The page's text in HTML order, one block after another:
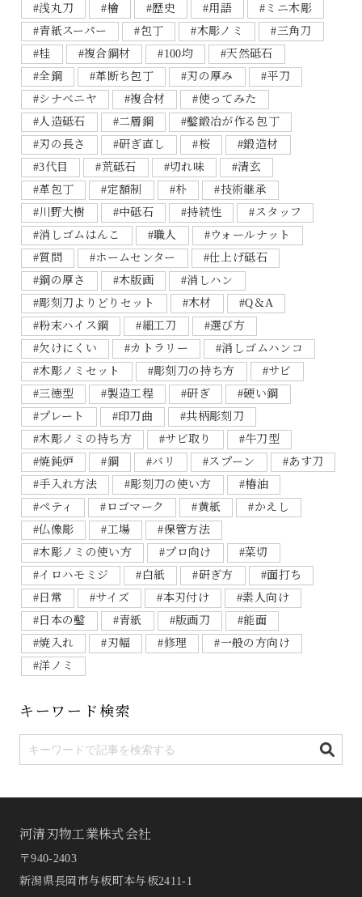
#浅丸刀
#檜 #歴史 #用語
#ミニ木彫
#青紙スーパー
#包丁 #木彫ノミ
#三角刀
#桂
#複合鋼材 #100均
#天然砥石
#全鋼
#革断ち包丁 #刃の厚み
#平刀
#シナベニヤ
#複合材
#使ってみた
#人造砥石
#二層鋼
#鑿鍛冶が作る包丁
#刃の長さ
#研ぎ直し #桜
#鍛造材
#3代目
#荒砥石 #切れ味
#清玄
#革包丁
#定額制 #朴
#技術継承
#川野大樹
#中砥石 #持続性
#スタッフ
#消しゴムはんこ
#職人
#ウォールナット
#質問
#ホームセンター
#仕上げ砥石
#鋼の厚さ
#木版画
#消しハン
#彫刻刀よりどりセット
#木材
#Q＆A
#粉末ハイス鋼
#細工刀
#選び方
#欠けにくい
#カトラリー
#消しゴムハンコ
#木彫ノミセット
#彫刻刀の持ち方
#サビ
#三徳型
#製造工程 #研ぎ
#硬い鋼
#プレート
#印刀曲
#共柄彫刻刀
#木彫ノミの持ち方
#サビ取り
#牛刀型
#焼鈍炉
#鋼 #バリ #スプーン
#あす刀
#手入れ方法
#彫刻刀の使い方
#椿油
#ペティ
#ロゴマーク #黄紙
#かえし
#仏像彫
#工場
#保管方法
#木彫ノミの使い方
#プロ向け
#菜切
#イロハモミジ
#白紙 #研ぎ方
#面打ち
#日常
#サイズ #本刃付け
#素人向け
#日本の鑿
#青紙 #版画刀
#能面
#焼入れ
#刃幅 #修理
#一般の方向け
#洋ノミ
キーワード検索
河清刃物工業株式会社
〒940-2403
新潟県長岡市与板町本与板2411-1